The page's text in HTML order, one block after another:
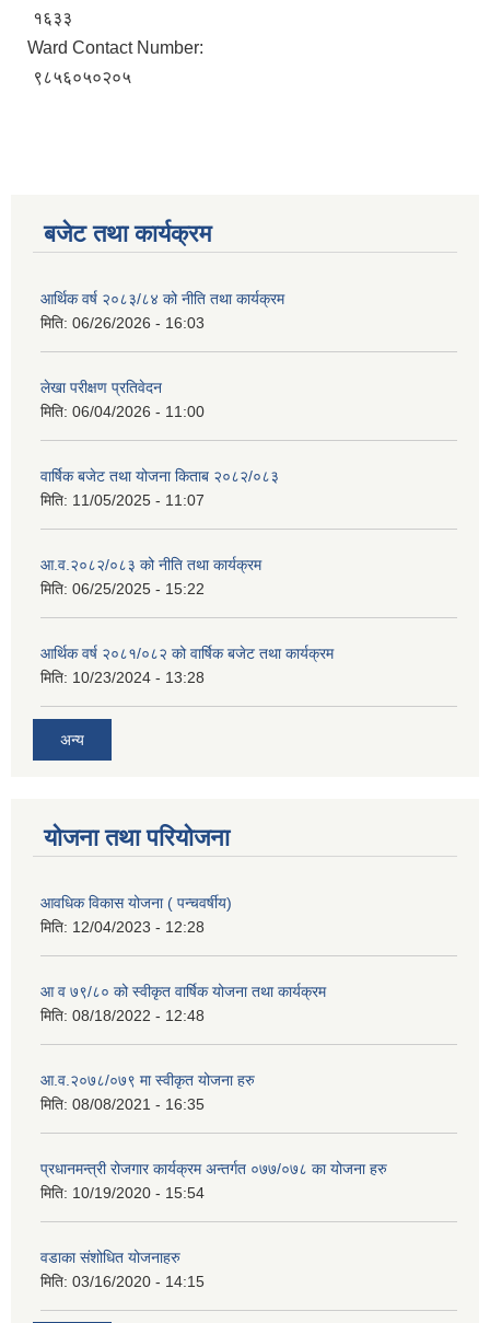
१६३३
Ward Contact Number:
९८५६०५०२०५
बजेट तथा कार्यक्रम
आर्थिक वर्ष २०८३/८४ को नीति तथा कार्यक्रम
मिति: 06/26/2026 - 16:03
लेखा परीक्षण प्रतिवेदन
मिति: 06/04/2026 - 11:00
वार्षिक बजेट तथा योजना किताब २०८२/०८३
मिति: 11/05/2025 - 11:07
आ.व.२०८२/०८३ को नीति तथा कार्यक्रम
मिति: 06/25/2025 - 15:22
आर्थिक वर्ष २०८१/०८२ को वार्षिक बजेट तथा कार्यक्रम
मिति: 10/23/2024 - 13:28
अन्य
योजना तथा परियोजना
आवधिक विकास योजना ( पन्चवर्षीय)
मिति: 12/04/2023 - 12:28
आ व ७९/८० को स्वीकृत वार्षिक योजना तथा कार्यक्रम
मिति: 08/18/2022 - 12:48
आ.व.२०७८/०७९ मा स्वीकृत योजना हरु
मिति: 08/08/2021 - 16:35
प्रधानमन्त्री रोजगार कार्यक्रम अन्तर्गत ०७७/०७८ का योजना हरु
मिति: 10/19/2020 - 15:54
वडाका संशोधित योजनाहरु
मिति: 03/16/2020 - 14:15